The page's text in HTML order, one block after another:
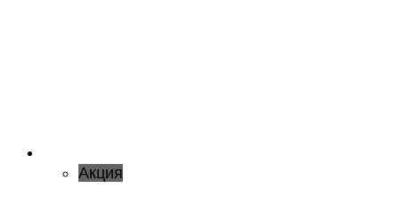
Акция